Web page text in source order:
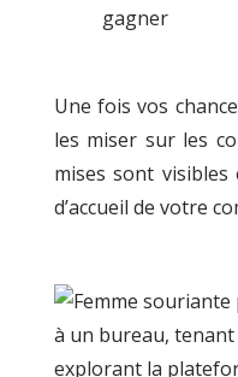
gagner
Une fois vos
les miser sur les
mises sont
d’accueil de votre